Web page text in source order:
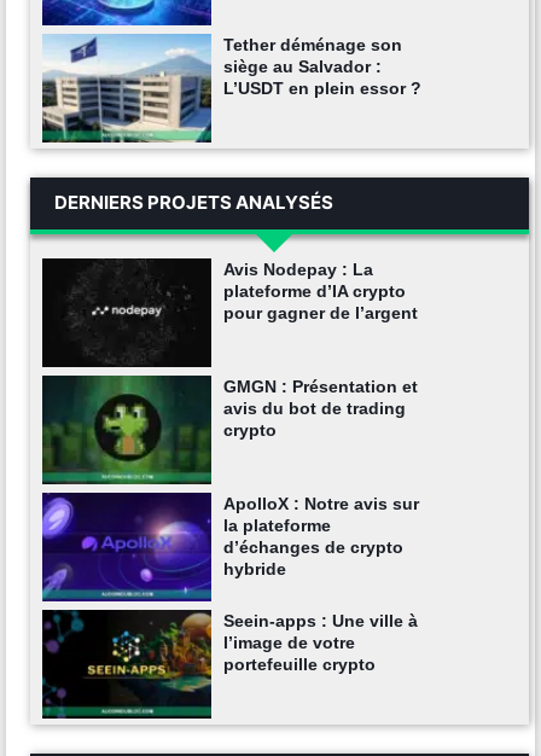
Tether déménage son
siège au Salvador :
L’USDT en plein essor ?
DERNIERS PROJETS ANALYSÉS
Avis Nodepay : La
plateforme d’IA crypto
pour gagner de l’argent
GMGN : Présentation et
avis du bot de trading
crypto
ApolloX : Notre avis sur
la plateforme
d’échanges de crypto
hybride
Seein-apps : Une ville à
l’image de votre
portefeuille crypto